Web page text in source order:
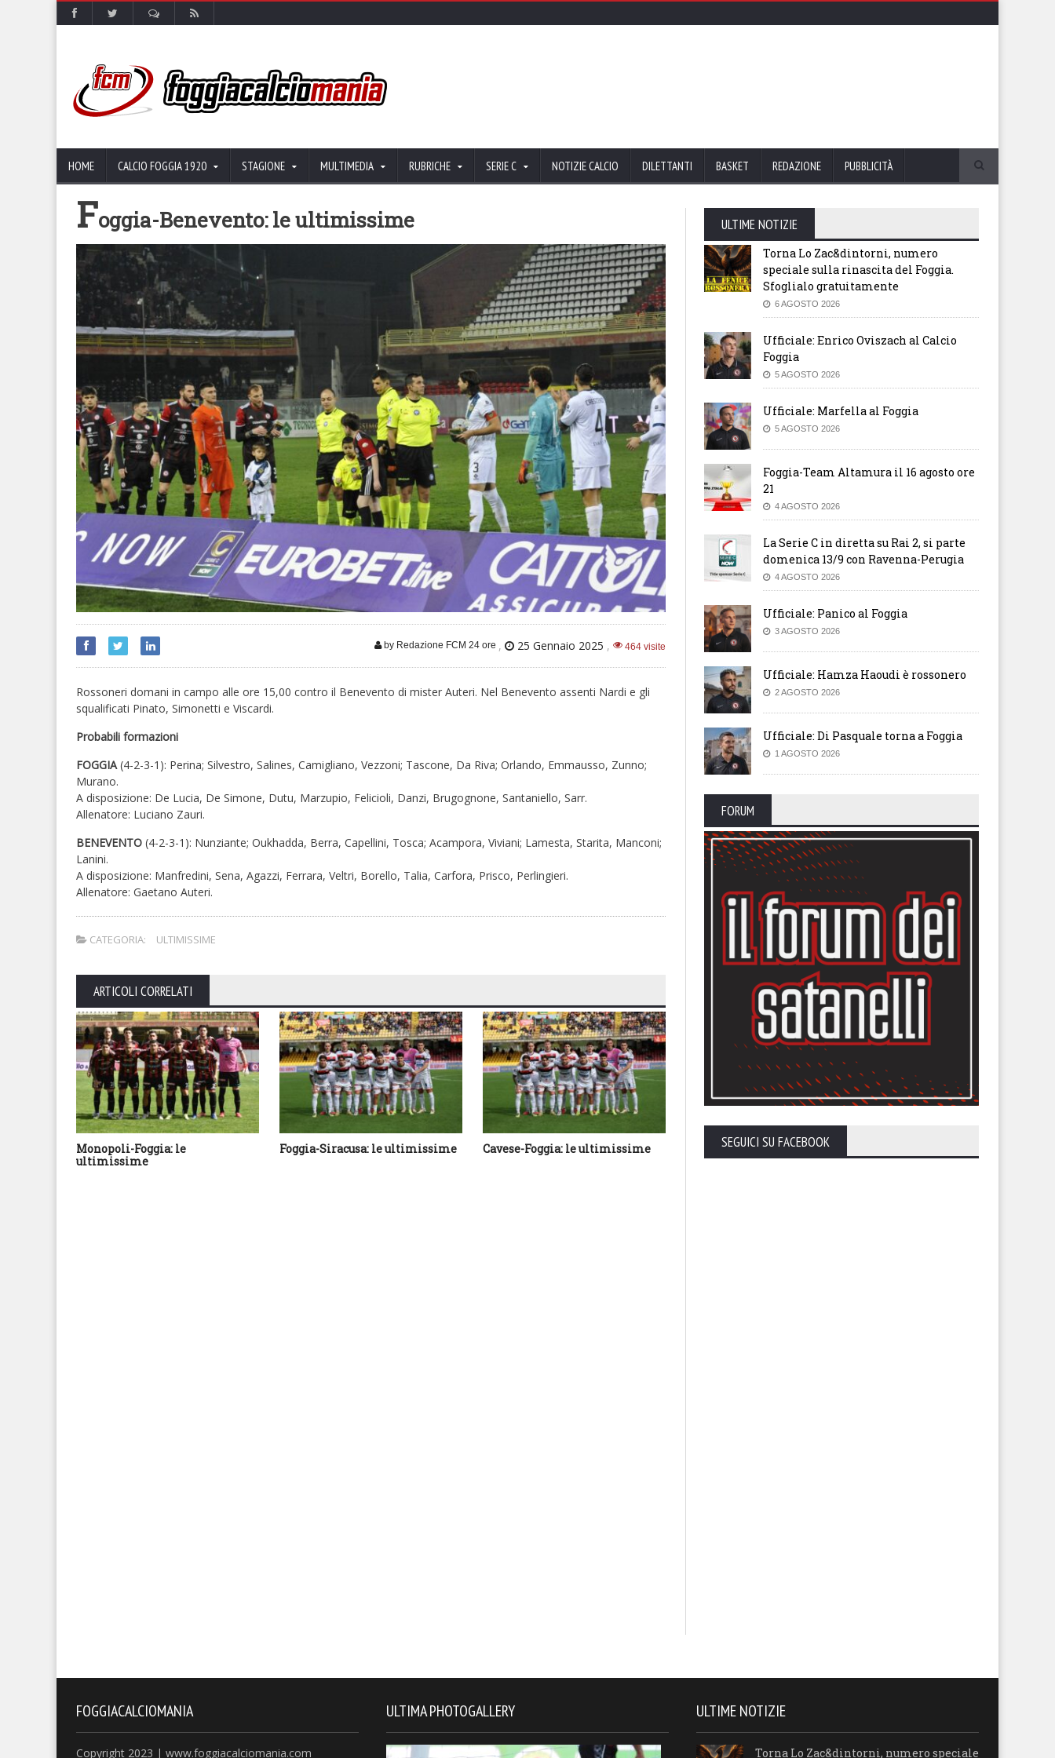
HOME CALCIO FOGGIA 1920 STAGIONE MULTIMEDIA RUBRICHE SERIE C NOTIZIE CALCIO DILETTANTI BASKET REDAZIONE PUBBLICITÀ
Foggia-Benevento: le ultimissime
by Redazione FCM 24 ore , 25 Gennaio 2025 , 464 visite
Rossoneri domani in campo alle ore 15,00 contro il Benevento di mister Auteri. Nel Benevento assenti Nardi e gli
squalificati Pinato, Simonetti e Viscardi.
Probabili formazioni
FOGGIA(4-2-3-1): Perina; Silvestro, Salines, Camigliano, Vezzoni; Tascone, Da Riva; Orlando, Emmausso, Zunno;
Murano.
A disposizione: De Lucia, De Simone, Dutu, Marzupio, Felicioli, Danzi, Brugognone, Santaniello, Sarr.
Allenatore: Luciano Zauri.
BENEVENTO (4-2-3-1): Nunziante; Oukhadda, Berra, Capellini, Tosca; Acampora, Viviani; Lamesta, Starita, Manconi;
Lanini.
A disposizione: Manfredini, Sena, Agazzi, Ferrara, Veltri, Borello, Talia, Carfora, Prisco, Perlingieri.
Allenatore: Gaetano Auteri.
CATEGORIA: ULTIMISSIME
ARTICOLI CORRELATI
Monopoli-Foggia: le
ultimissime
Foggia-Siracusa: le ultimissime Cavese-Foggia: le ultimissime
Benevento-Foggia: le
ultimissime
ULTIME NOTIZIE
Torna Lo Zac&dintorni, numero
speciale sulla rinascita del Foggia.
Sfoglialo gratuitamente
6 AGOSTO 2026
Ufficiale: Enrico Oviszach al Calcio
Foggia
5 AGOSTO 2026
Ufficiale: Marfella al Foggia
5 AGOSTO 2026
Foggia-Team Altamura il 16 agosto ore
21
4 AGOSTO 2026
La Serie C in diretta su Rai 2, si parte
domenica 13/9 con Ravenna-Perugia
4 AGOSTO 2026
Ufficiale: Panico al Foggia
3 AGOSTO 2026
Ufficiale: Hamza Haoudi è rossonero
2 AGOSTO 2026
Ufficiale: Di Pasquale torna a Foggia
1 AGOSTO 2026
FORUM
SEGUICI SU FACEBOOK
FOGGIACALCIOMANIA
Copyright 2023 | www.foggiacalciomania.com
ULTIMA PHOTOGALLERY ULTIME NOTIZIE
Torna Lo Zac&dintorni, numero speciale